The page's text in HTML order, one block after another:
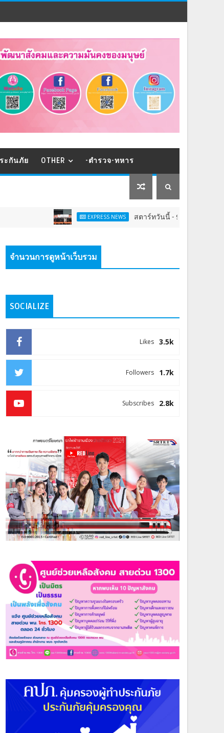
ะกันภัย OTHER -ตำรวจ-ทหาร
EXPRESS NEWS สตาร์ทวันนี้ - 9 ส.ค.Franchise Expo
จำนวนการดูหน้าเว็บรวม
SOCIALIZE
3.5k
Likes
1.7k
Followers
2.8k
Subscribes